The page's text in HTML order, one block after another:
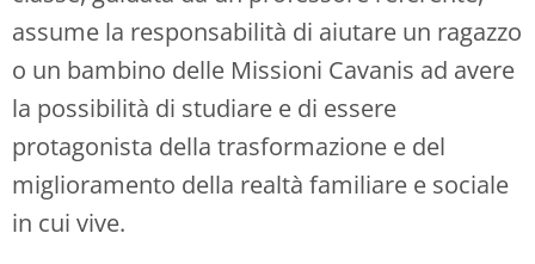
assume la responsabilità di aiutare un ragazzo
o un bambino delle Missioni Cavanis ad avere
la possibilità di studiare e di essere
protagonista della trasformazione e del
miglioramento della realtà familiare e sociale
in cui vive.